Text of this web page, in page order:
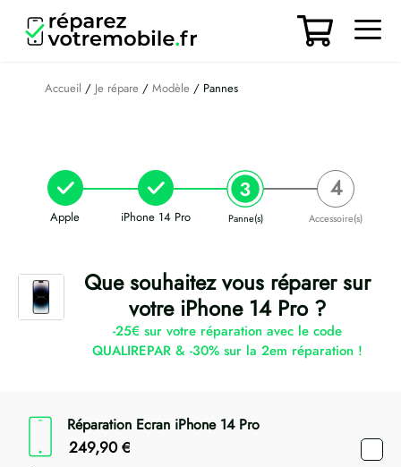
contenu
Accueil / Je répare / Modèle / Pannes
Apple iPhone 14 Pro Panne(s) Accessoire(s)
Que souhaitez vous réparer sur
votre iPhone 14 Pro ?
-25€ sur votre réparation avec le code
QUALIREPAR & -30% sur la 2em réparation !
Réparation Ecran iPhone 14 Pro
249,90 €